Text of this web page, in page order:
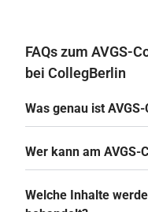
FAQs zum AVGS-
bei CollegBerlin
Was genau ist
Wer kann am AVGS-
Welche Inhalte